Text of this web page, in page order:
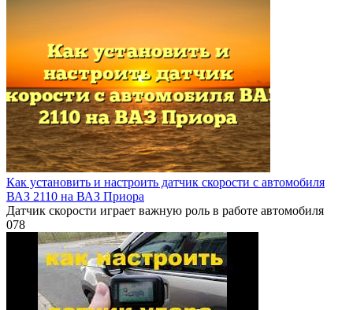
Как установить и настроить датчик скорости с автомобиля
ВАЗ 2110 на ВАЗ Приора
Датчик скорости играет важную роль в работе автомобиля
078